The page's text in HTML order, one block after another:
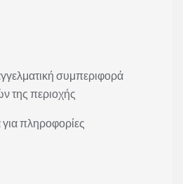
συμπεριφορά
της περιοχής
πληροφορίες